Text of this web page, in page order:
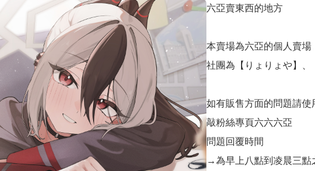
六亞賣東西的地方
本賣場為六亞的個人賣場
社團為【りょりょや】、
如有販售方面的問題請
敲粉絲專頁六六六亞
問題回覆時間
→為早上八點到凌晨三